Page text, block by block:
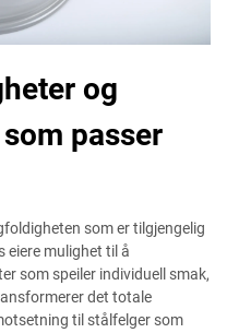
og
passer
som er tilgjengelig
eiere mulighet til å
som speiler individuell smak,
det totale
til stålfelger som